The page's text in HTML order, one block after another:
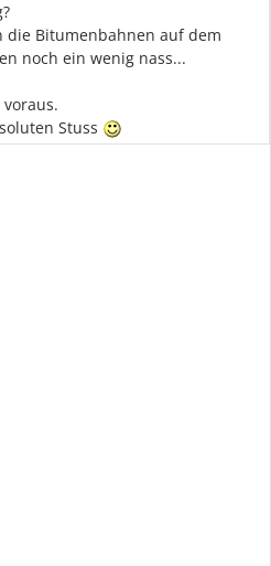
die Bitumenbahnen auf dem
noch ein wenig nass...
Stuss